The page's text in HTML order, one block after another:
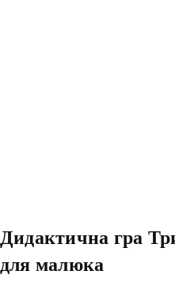
Дидактична гра
для малюка